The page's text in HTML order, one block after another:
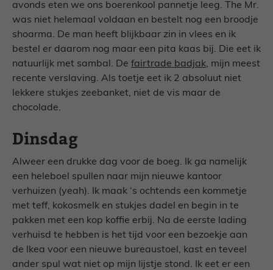
avonds eten we ons boerenkool pannetje leeg. The Mr.
was niet helemaal voldaan en bestelt nog een broodje
shoarma. De man heeft blijkbaar zin in vlees en ik
bestel er daarom nog maar een pita kaas bij. Die eet ik
natuurlijk met sambal. De fairtrade badjak, mijn meest
recente verslaving. Als toetje eet ik 2 absoluut niet
lekkere stukjes zeebanket, niet de vis maar de
chocolade.
Dinsdag
Alweer een drukke dag voor de boeg. Ik ga namelijk
een heleboel spullen naar mijn nieuwe kantoor
verhuizen (yeah). Ik maak ‘s ochtends een kommetje
met teff, kokosmelk en stukjes dadel en begin in te
pakken met een kop koffie erbij. Na de eerste lading
verhuisd te hebben is het tijd voor een bezoekje aan
de Ikea voor een nieuwe bureaustoel, kast en teveel
ander spul wat niet op mijn lijstje stond. Ik eet er een